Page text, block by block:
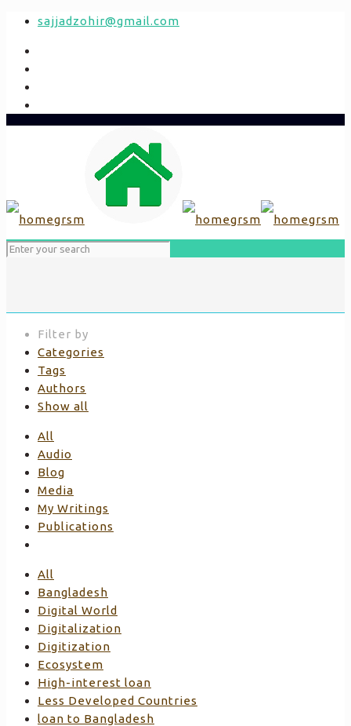
sajjadzohir@gmail.com
Filter by
Categories
Tags
Authors
Show all
All
Audio
Blog
Media
My Writings
Publications
All
Bangladesh
Digital World
Digitalization
Digitization
Ecosystem
High-interest loan
Less Developed Countries
loan to Bangladesh